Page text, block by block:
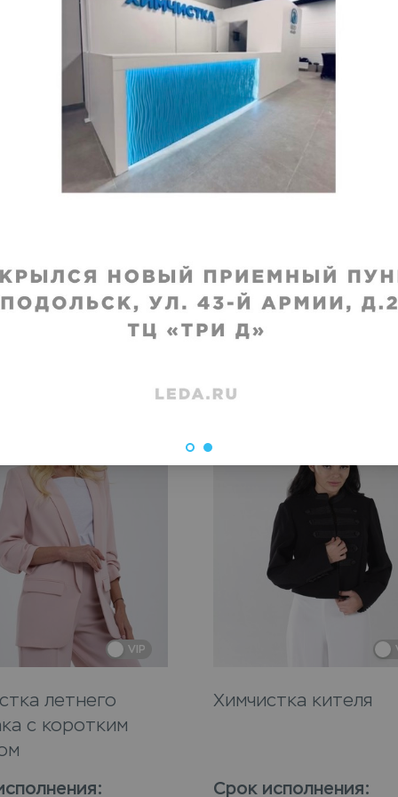
полушубка из
меха
Хранение длинной
из синтетического
Срок хранения
1460
VIP
летнего
с коротким
:
Химчистка кителя
Срок исполнения: